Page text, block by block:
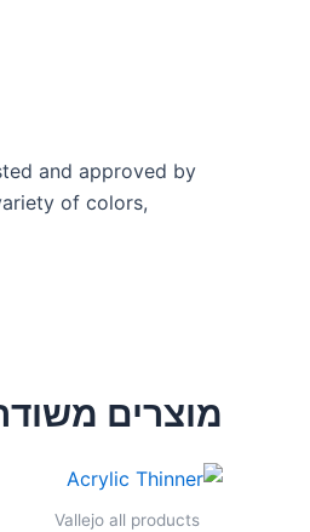
and approved by
of colors,
מוצרים
Vallejo all products